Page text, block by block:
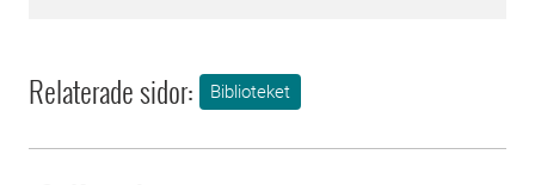
Relaterade sidor: Biblioteket